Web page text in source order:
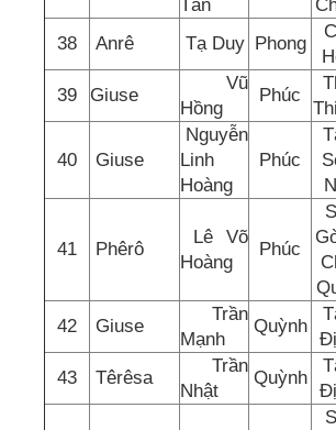
Tấn
38 Anrê Tạ Duy Phong
39 Giuse
Vũ
Hồng
Phúc
40 Giuse
Nguyễn
Linh
Hoàng
Phúc
41 Phêrô
Lê Võ
Hoàng
Phúc
42 Giuse
Trần
Mạnh
Quỳnh
43 Têrêsa
Trần
Nhật
Quỳnh